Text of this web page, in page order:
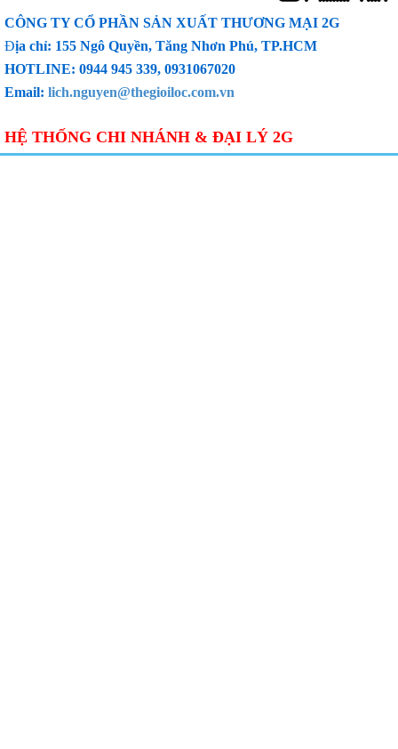
CÔNG TY CỔ PHẦN SẢN XUẤT THƯƠNG MẠI 2G
Địa chỉ: 155 Ngô Quyền, Tăng Nhơn Phú, TP.HCM
HOTLINE: 0944 945 339, 0931067020
Email: lich.nguyen@thegioiloc.com.vn
HỆ THỐNG CHI NHÁNH & ĐẠI LÝ 2G